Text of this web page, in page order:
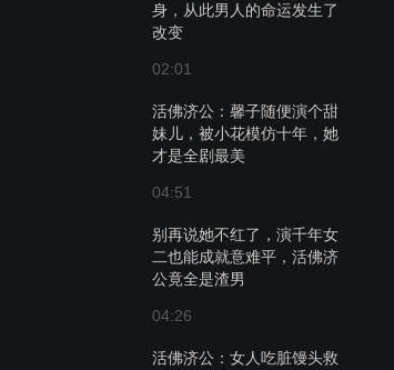
身，从此男人的命运发生了
改变
02:01
活佛济公：馨子随便演个甜
妹儿，被小花模仿十年，她
才是全剧最美
04:51
别再说她不红了，演千年女
二也能成就意难平，活佛济
公竟全是渣男
04:26
活佛济公：女人吃脏馒头救